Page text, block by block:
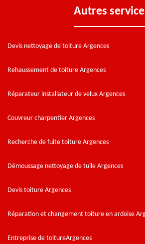
Autres
Devis nettoyage de toiture Argences
Rehaussement de toiture Argences
Réparateur installateur de velux Argences
Couvreur charpentier Argences
Recherche de fuite toiture Argences
Démoussage nettoyage de tuile Argences
Devis toiture Argences
Réparation et changement toiture en ardoise
Entreprise de toitureArgences